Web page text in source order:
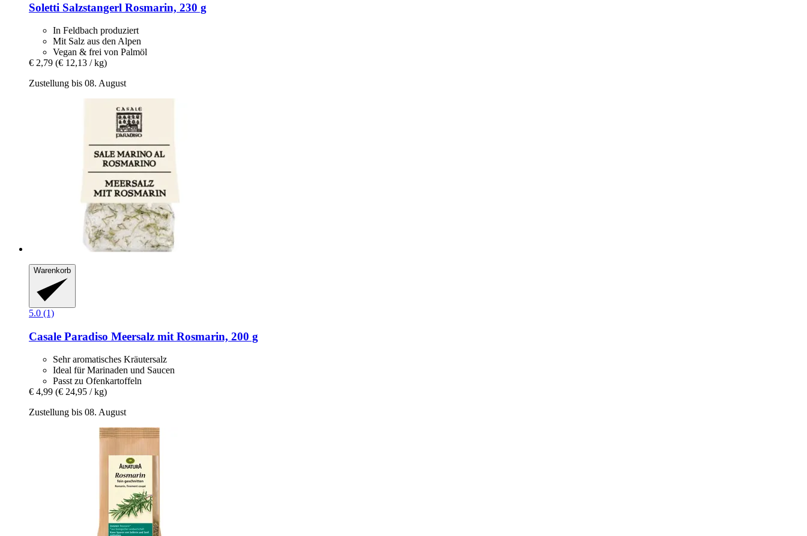
Soletti Salzstangerl Rosmarin, 230 g
In Feldbach produziert
Mit Salz aus den Alpen
Vegan & frei von Palmöl
€ 2,79 (€ 12,13 / kg)
Zustellung bis 08. August
Warenkorb
5.0 (1)
Casale Paradiso Meersalz mit Rosmarin, 200 g
Sehr aromatisches Kräutersalz
Ideal für Marinaden und Saucen
Passt zu Ofenkartoffeln
€ 4,99 (€ 24,95 / kg)
Zustellung bis 08. August